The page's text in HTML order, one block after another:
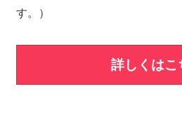
す。）
詳しくはこ